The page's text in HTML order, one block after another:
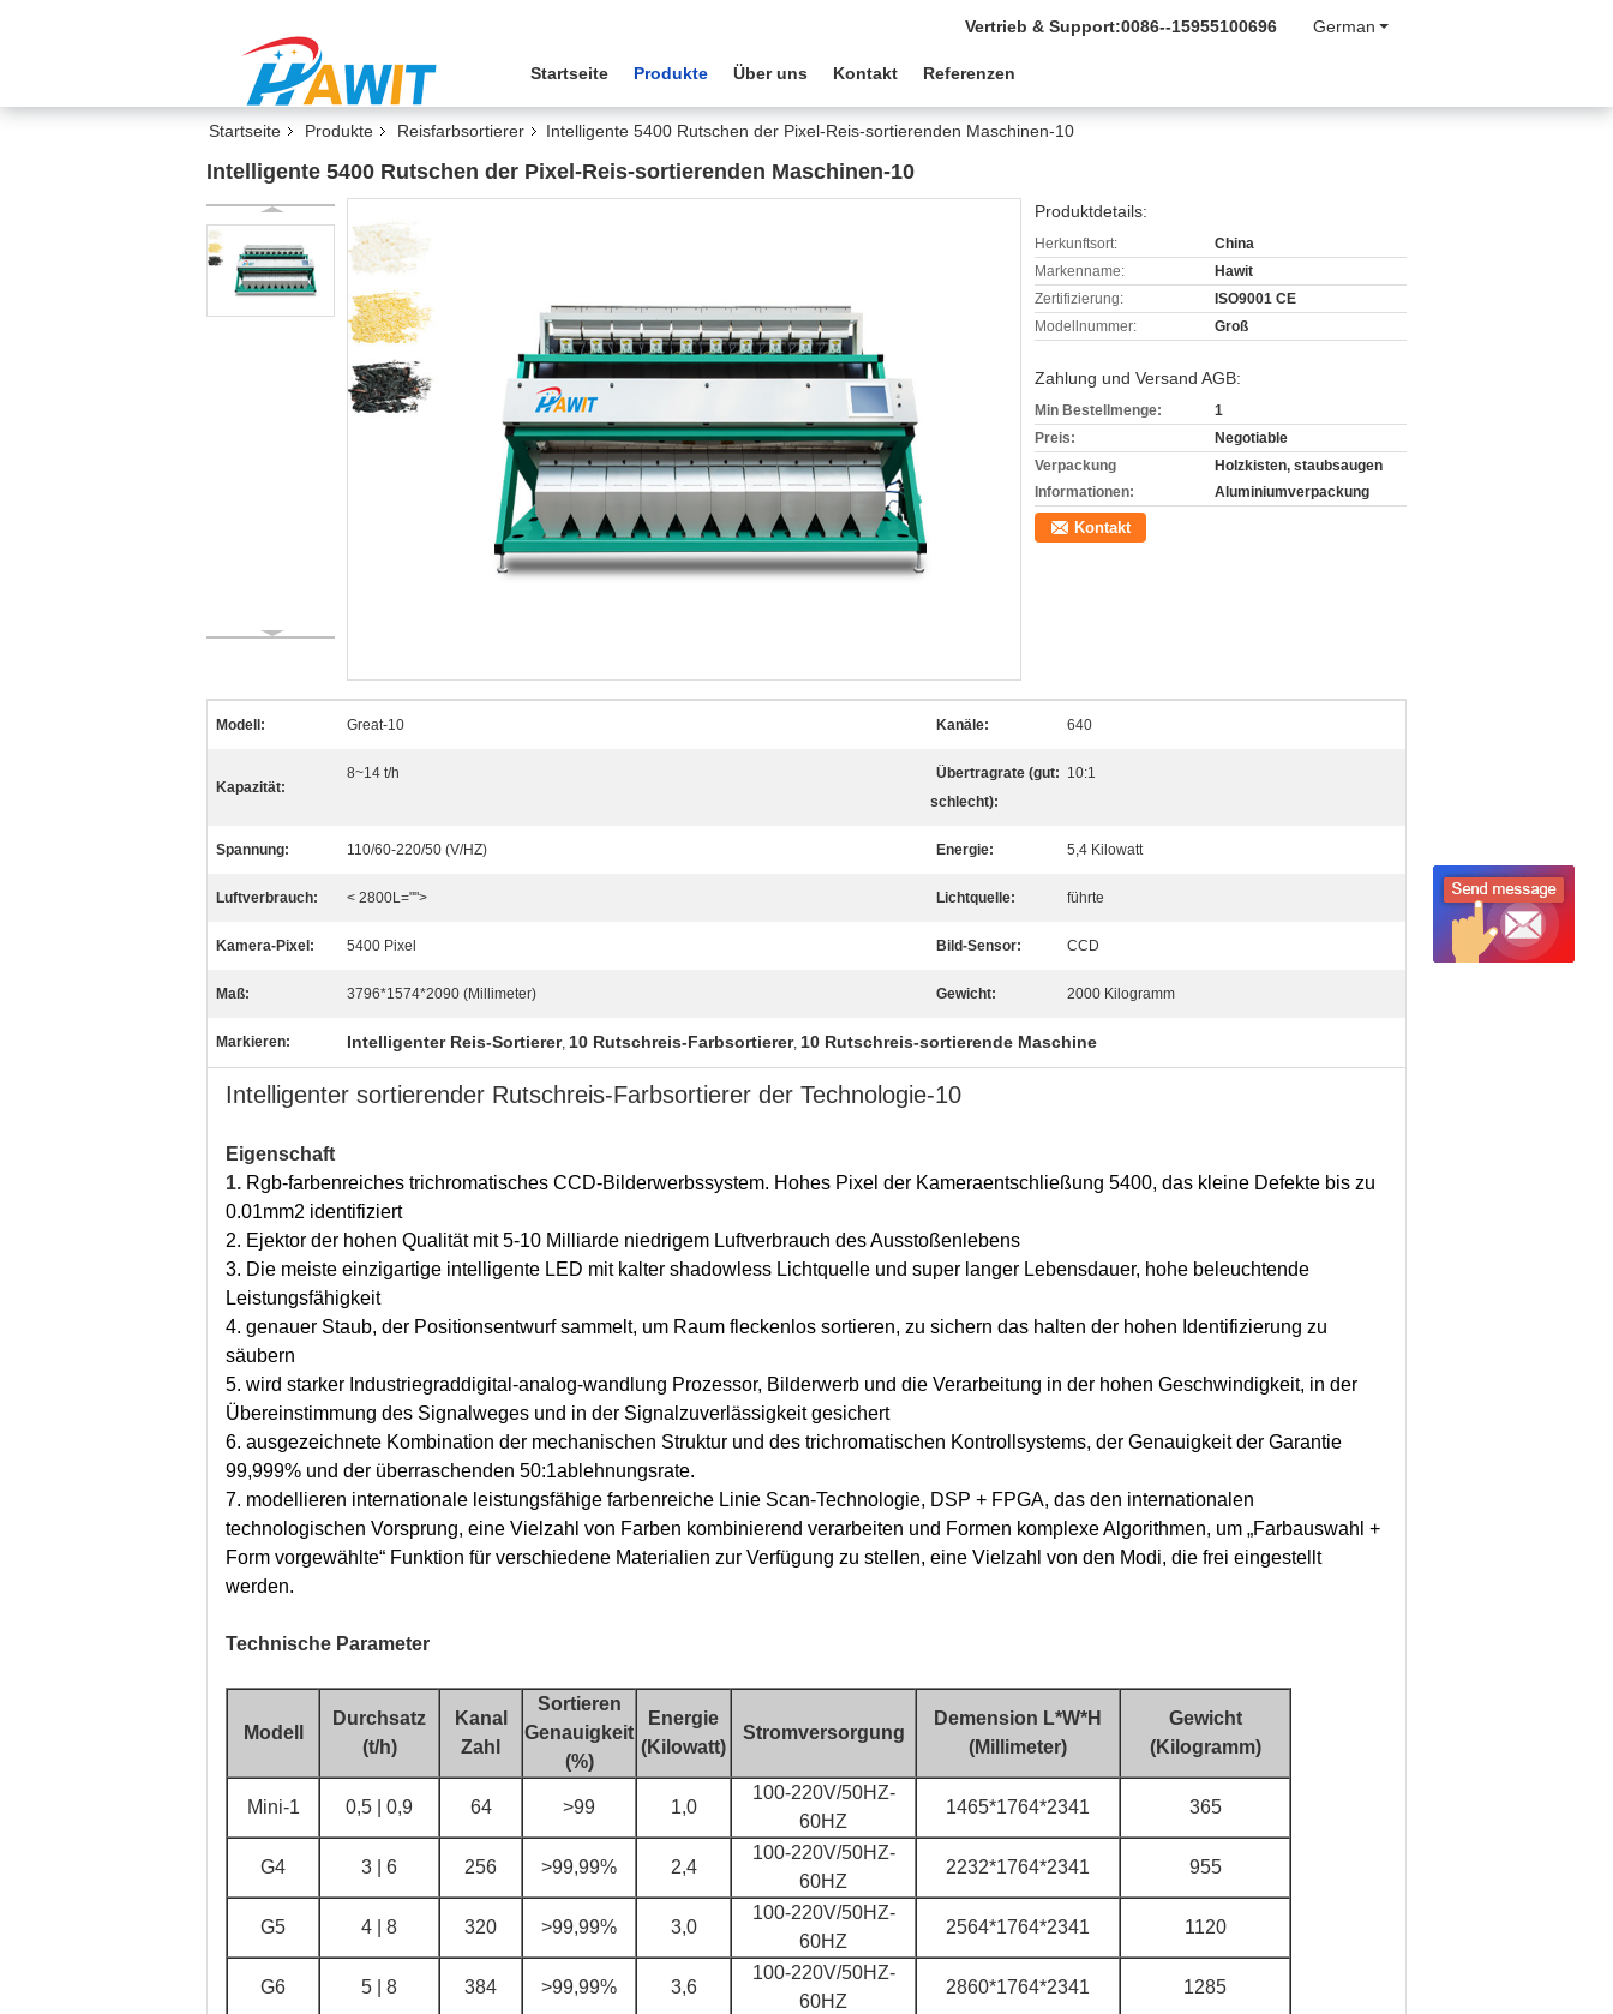
German
Vertrieb & Support:0086--15955100696
Startseite Produkte Über uns Kontakt Referenzen
Startseite Produkte Reisfarbsortierer Intelligente 5400 Rutschen der Pixel-Reis-sortierenden Maschinen-10
Intelligente 5400 Rutschen der Pixel-Reis-sortierenden Maschinen-10
Produktdetails:
Herkunftsort:
China
Markenname:
Hawit
Zertifizierung:
ISO9001 CE
Modellnummer:
Groß
Zahlung und Versand AGB:
Min Bestellmenge:
1
Preis:
Negotiable
Verpackung
Informationen:
Holzkisten, staubsaugen
Aluminiumverpackung
Kontakt
Modell: Great-10 Kanäle: 640
Kapazität:
8~14 t/h
Übertragrate (gut:
schlecht):
10:1
Spannung: 110/60-220/50 (V/HZ) Energie: 5,4 Kilowatt
Luftverbrauch: < 2800L=""> Lichtquelle: führte
Kamera-Pixel: 5400 Pixel Bild-Sensor: CCD
Maß: 3796*1574*2090 (Millimeter) Gewicht: 2000 Kilogramm
Markieren: Intelligenter Reis-Sortierer, 10 Rutschreis-Farbsortierer, 10 Rutschreis-sortierende Maschine
Intelligenter sortierender Rutschreis-Farbsortierer der Technologie-10
Eigenschaft
1. Rgb-farbenreiches trichromatisches CCD-Bilderwerbssystem. Hohes Pixel der Kameraentschließung 5400, das kleine Defekte bis zu
0.01mm2 identifiziert
2. Ejektor der hohen Qualität mit 5-10 Milliarde niedrigem Luftverbrauch des Ausstoßenlebens
3. Die meiste einzigartige intelligente LED mit kalter shadowless Lichtquelle und super langer Lebensdauer, hohe beleuchtende
Leistungsfähigkeit
4. genauer Staub, der Positionsentwurf sammelt, um Raum fleckenlos sortieren, zu sichern das halten der hohen Identifizierung zu
säubern
5. wird starker Industriegraddigital-analog-wandlung Prozessor, Bilderwerb und die Verarbeitung in der hohen Geschwindigkeit, in der
Übereinstimmung des Signalweges und in der Signalzuverlässigkeit gesichert
6. ausgezeichnete Kombination der mechanischen Struktur und des trichromatischen Kontrollsystems, der Genauigkeit der Garantie
99,999% und der überraschenden 50:1ablehnungsrate.
7. modellieren internationale leistungsfähige farbenreiche Linie Scan-Technologie, DSP + FPGA, das den internationalen
technologischen Vorsprung, eine Vielzahl von Farben kombinierend verarbeiten und Formen komplexe Algorithmen, um „Farbauswahl +
Form vorgewählte“ Funktion für verschiedene Materialien zur Verfügung zu stellen, eine Vielzahl von den Modi, die frei eingestellt
werden.
Technische Parameter
Modell
Durchsatz
(t/h)
Kanal
Zahl
Sortieren
Genauigkeit
(%)
Energie
(Kilowatt)
Stromversorgung
Demension L*W*H
(Millimeter)
Gewicht
(Kilogramm)
Mini-1 0,5 | 0,9 64 >99 1,0
100-220V/50HZ-
60HZ
1465*1764*2341 365
G4 3 | 6 256 >99,99% 2,4
100-220V/50HZ-
60HZ
2232*1764*2341 955
G5 4 | 8 320 >99,99% 3,0
100-220V/50HZ-
60HZ
2564*1764*2341 1120
G6 5 | 8 384 >99,99% 3,6
100-220V/50HZ-
60HZ
2860*1764*2341 1285